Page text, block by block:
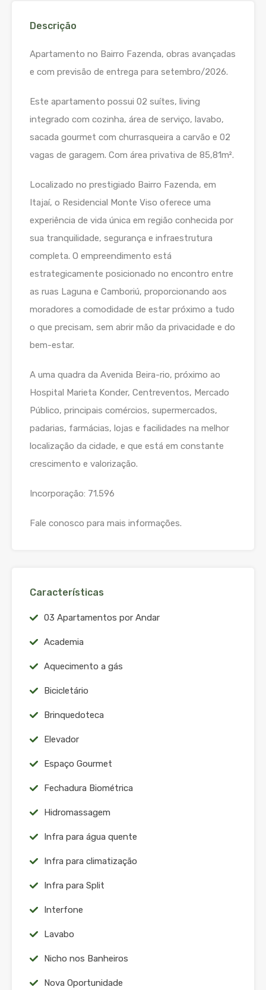
Descrição
Apartamento no Bairro Fazenda, obras avançadas
e com previsão de entrega para setembro/2026.
Este apartamento possui 02 suítes, living
integrado com cozinha, área de serviço, lavabo,
sacada gourmet com churrasqueira a carvão e 02
vagas de garagem. Com área privativa de 85,81m².
Localizado no prestigiado Bairro Fazenda, em
Itajaí, o Residencial Monte Viso oferece uma
experiência de vida única em região conhecida por
sua tranquilidade, segurança e infraestrutura
completa. O empreendimento está
estrategicamente posicionado no encontro entre
as ruas Laguna e Camboriú, proporcionando aos
moradores a comodidade de estar próximo a tudo
o que precisam, sem abrir mão da privacidade e do
bem-estar.
A uma quadra da Avenida Beira-rio, próximo ao
Hospital Marieta Konder, Centreventos, Mercado
Público, principais comércios, supermercados,
padarias, farmácias, lojas e facilidades na melhor
localização da cidade, e que está em constante
crescimento e valorização.
Incorporação: 71.596
Fale conosco para mais informações.
Características
03 Apartamentos por Andar
Academia
Aquecimento a gás
Bicicletário
Brinquedoteca
Elevador
Espaço Gourmet
Fechadura Biométrica
Hidromassagem
Infra para água quente
Infra para climatização
Infra para Split
Interfone
Lavabo
Nicho nos Banheiros
Nova Oportunidade